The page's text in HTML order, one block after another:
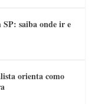
SP: saiba onde ir e
orienta como